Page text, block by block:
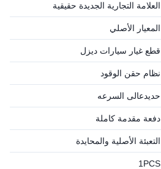
العلامة التجارية الجديدة حقيقية
المعيار الأصلي
قطع غيار سيارات ديزل
نظام حقن الوقود
حديدعالى السرعه
دفعة مقدمة كاملة
التعبئة الأصلية والمحايدة
1PСS